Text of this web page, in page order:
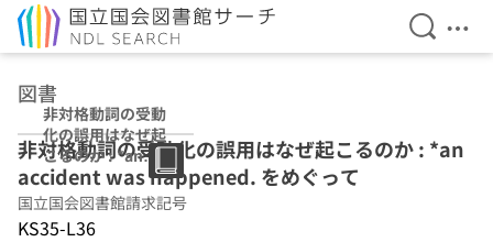
検索を
メ
図書
非対格動詞の受動
化の誤用はなぜ起
こるのか : *an
accident was
happened. をめ
ぐって
非対格動詞の受動化の誤用はなぜ起こるのか : *an
accident was happened. をめぐって
国立国会図書館請求記号
KS35-L36